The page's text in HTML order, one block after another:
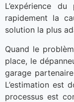
L’expérience
rapidement la
solution la plus
Quand le
place, le
garage
L’estimation est
processus est